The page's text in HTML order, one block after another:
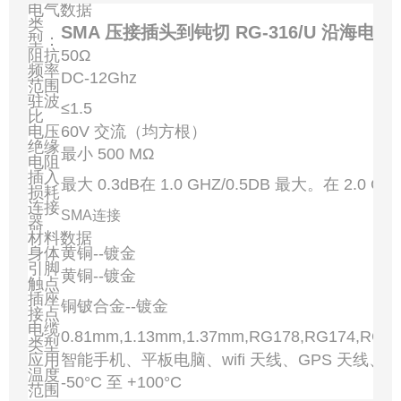
电气数据
类
型： SMA 压接插头到钝切 RG-316/U 沿海电缆
阻抗50Ω
频率
范围 DC-12Ghz
驻波
比
≤1.5
电压60V 交流（均方根）
绝缘
电阻 最小 500 MΩ
插入
损耗最大 0.3dB在 1.0 GHZ/0.5DB 最大。在 2.0
连接
器
SMA连接
材料数据
身体黄铜--镀金
引脚
触点黄铜--镀金
插座
接点铜铍合金--镀金
电缆
类型
应用 智能手机、平板电脑、wifi 天线、GPS 天线、
温度
范围 -50°C 至 +100°C